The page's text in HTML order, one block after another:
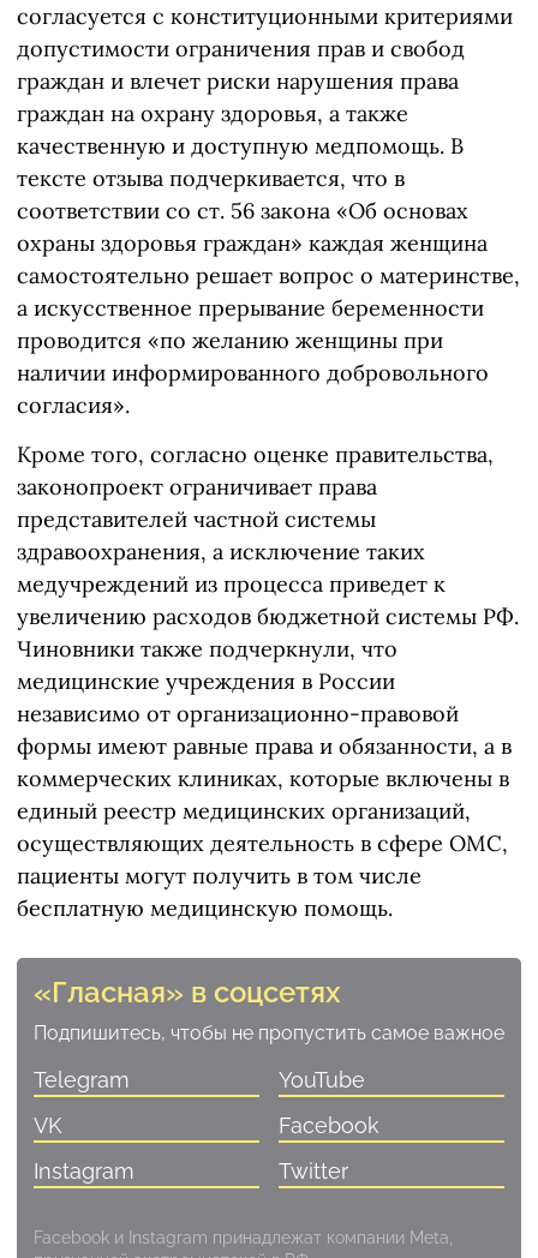
согласуется с конституционными критериями
допустимости ограничения прав и свобод
граждан и влечет риски нарушения права
граждан на охрану здоровья, а также
качественную и доступную медпомощь. В
тексте отзыва подчеркивается, что в
соответствии со ст. 56 закона «Об основах
охраны здоровья граждан» каждая женщина
самостоятельно решает вопрос о материнстве,
а искусственное прерывание беременности
проводится «по желанию женщины при
наличии информированного добровольного
согласия».
Кроме того, согласно оценке правительства,
законопроект ограничивает права
представителей частной системы
здравоохранения, а исключение таких
медучреждений из процесса приведет к
увеличению расходов бюджетной системы РФ.
Чиновники также подчеркнули, что
медицинские учреждения в России
независимо от организационно-правовой
формы имеют равные права и обязанности, а в
коммерческих клиниках, которые включены в
единый реестр медицинских организаций,
осуществляющих деятельность в сфере ОМС,
пациенты могут получить в том числе
бесплатную медицинскую помощь.
«Гласная» в соцсетях
Подпишитесь, чтобы не пропустить самое важное
Telegram
YouTube
VK
Facebook
Instagram
Twitter
Facebook и Instagram принадлежат компании Meta,